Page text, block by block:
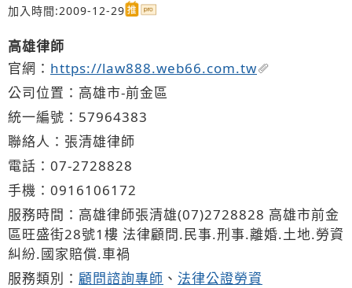
加入時間:2009-12-29
高雄律師
官網： https://law888.web66.com.tw
公司位置：高雄市-前金區
統一編號：57964383
聯絡人：張清雄律師
電話： 07-2728828
手機： 09161 06172
服務時間：高雄律師張清雄(07)2728828 高雄市前金
區旺盛街28號1樓 法律顧問.民事.刑事.離婚.土地.勞資
糾紛.國家賠償.車禍
服務類別： 顧問諮詢專師 、 法律公證勞資